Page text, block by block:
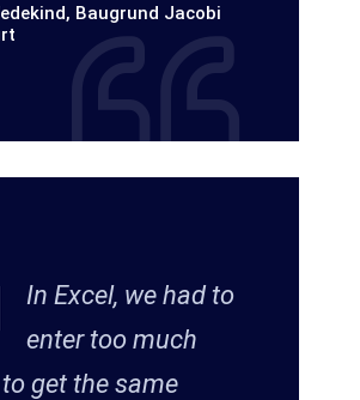
Baugrund Jacobi
In Excel, we had to
enter too much
get the same